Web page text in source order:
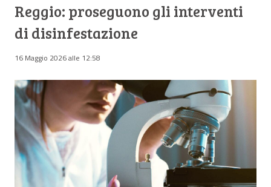
Reggio: proseguono gli interventi
di disinfestazione
16 Maggio 2026 alle 12:58